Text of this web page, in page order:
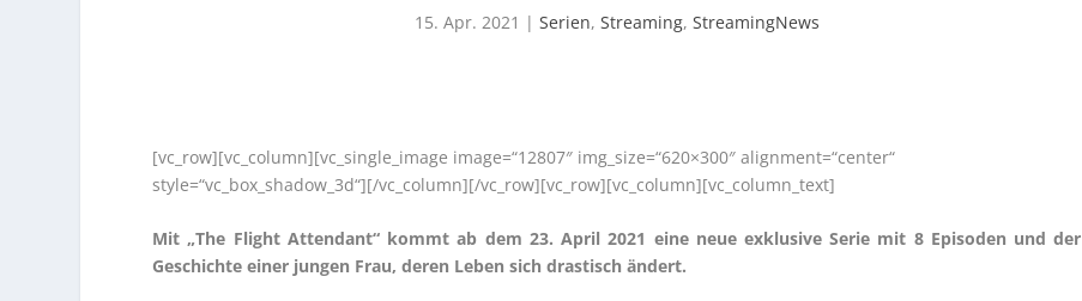
15. Apr. 2021 | Serien, Streaming, StreamingNews
[vc_row][vc_column][vc_single_image image=“12807″ img_size=“620×300″ alignment=“center“
style=“vc_box_shadow_3d“][/vc_column][/vc_row][vc_row][vc_column][vc_column_text]
Mit „The Flight Attendant“ kommt ab dem 23. April 2021 eine neue exklusive Serie mit 8 Episoden und der
Geschichte einer jungen Frau, deren Leben sich drastisch ändert.